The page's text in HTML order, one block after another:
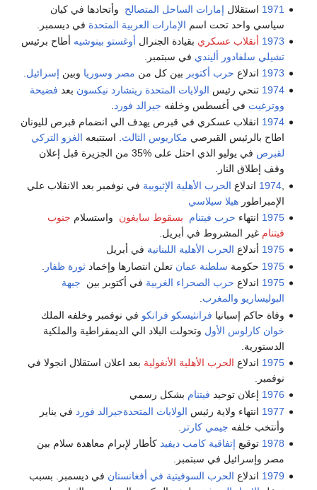
1971 استقلال إمارات الساحل المتصالح وأتحادها في كيان
سياسي واحد تحت اسم الإمارات العربية المتحدة في ديسمبر.
1973 أنقلاب عسكري بقيادة الجنرال أوغستو بينوشيه أطاح برئيس
تشيلي سلفادور أليندي في سبتمبر.
1973 اندلاع حرب أكتوبر بين كل من مصر وسوريا وبين إسرائيل.
1974 تنحي رئيس الولايات المتحدة ريتشارد نيكسون بعد فضيحة
ووترغيت في أغسطس وخلفه جيرالد فورد
1974 انقلاب عسكري في قبرص يهدف الي انضمام قبرص لليونان
اطاح بالرئيس القبرصي مكاريوس الثالث. استتبعه الغزو التركي
لقبرص
في يوليو الذي احتل على %35 من الجزيرة قبل إعلان
وقف إطلاق النار.
,
1974 اندلاع الحرب الأهلية الإثيوبية في نوفمبر بعد الانقلاب علي
الإمبراطورهيلا سيلاسي
1975 انتهاء حرب فيتنام بسقوط سايغون واستسلام جنوب
فيتنام غير المشروط في أبريل.
1975 أندلاع الحرب الأهلية اللبنانية في أبريل
1975 حكومة سلطنة عمان تعلن انتصارها وإخمادثورة ظفار
1975 اندلاع حرب الصحراء الغربية في أكتوبر بين جبهة
البوليساريو والمغرب.
وفاة حاكم إسبانيا فرانثيسكو فرانكو في نوفمبر وخلفه الملك
خوان كارلوس الأول وتحولت البلاد الي الديمقراطية والملكية
الدستورية.
1975 اندلاع الحرب الأهلية الأنغولية بعد اعلان استقلال انجولا في
نوفمبر.
1976 إعلان توحيد فيتنام بشكل رسمي
1977 انتهاء ولاية رئيس الولايات المتحدةجيرالد فورد في يناير
وأنتخب خلفه جيمي كارتر
1978 توقيع إتفاقية كامب ديفيد كأطار لإبرام معاهدة سلام بين
مصر وإسرائيل في سبتمبر.
1979 اندلاع الحرب السوفيتية في أفغانستان في ديسمبر. بسبب